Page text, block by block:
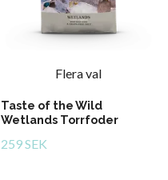
Flera val
Taste of the Wild
Wetlands Torrfoder
259 SEK